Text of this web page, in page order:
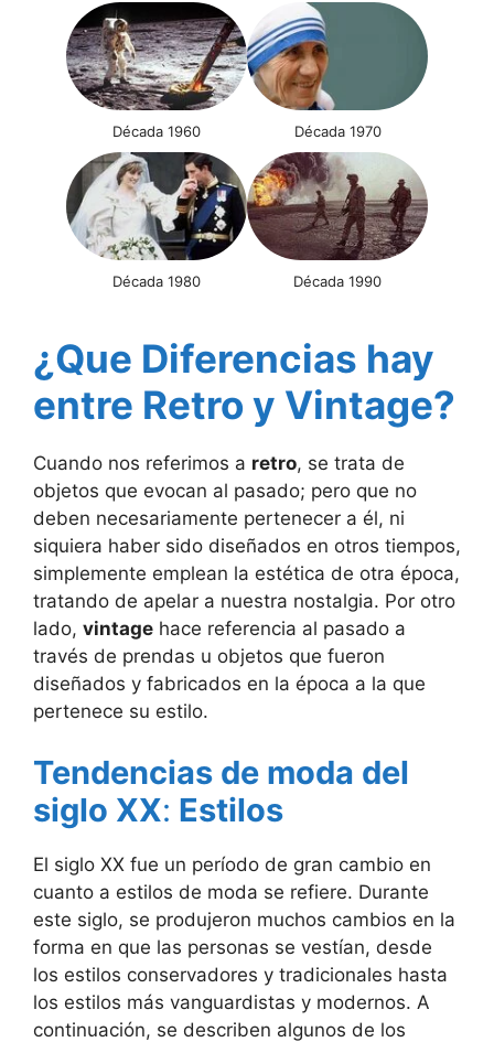
Década 1960 Década 1970
Década 1980 Década 1990
¿Que Diferencias hay
entre Retro y Vintage?
Cuando nos referimos a retro, se trata de
objetos que evocan al pasado; pero que no
deben necesariamente pertenecer a él, ni
siquiera haber sido diseñados en otros tiempos,
simplemente emplean la estética de otra época,
tratando de apelar a nuestra nostalgia. Por otro
lado, vintage hace referencia al pasado a
través de prendas u objetos que fueron
diseñados y fabricados en la época a la que
pertenece su estilo.
Tendencias de moda del
siglo XX: Estilos
El siglo XX fue un período de gran cambio en
cuanto a estilos de moda se refiere. Durante
este siglo, se produjeron muchos cambios en la
forma en que las personas se vestían, desde
los estilos conservadores y tradicionales hasta
los estilos más vanguardistas y modernos. A
continuación, se describen algunos de los